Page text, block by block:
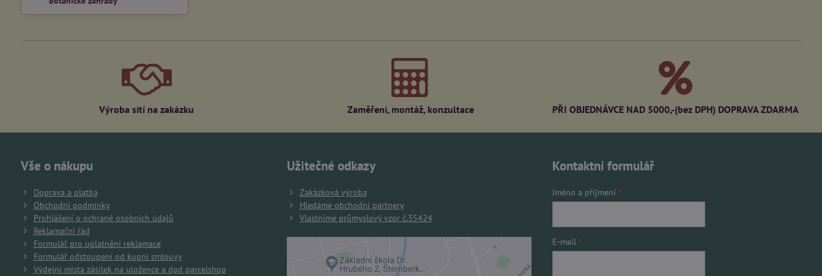
Výroba sítí na zakázku Zaměření, montáž, konzultace PŘI OBJEDNÁVCE NAD 5000,-(bez DPH) DOPRAVA ZDARMA
Vše o nákupu
Doprava a platba
Obchodní podmínky
Prohlášení o ochrané osobních údajů
Reklamační řád
Formulář pro uplatnění reklamace
Formulář odstoupení od kupní smlouvy
Výdejní místa zásilek na uložence a dpd parcelshop
Užitečné odkazy
Zakázková výroba
Hledáme obchodní partnery
Vlastníme průmyslový vzor č.35424
Kontaktní formulář
Jméno a příjmení*
E-mail*